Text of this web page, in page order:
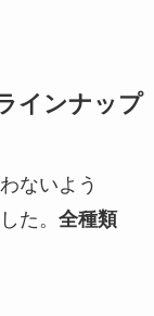
インナップ
ないよう
た。 全種類